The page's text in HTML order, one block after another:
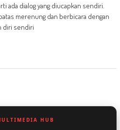
ada dialog yang diucapkan sendiri.
merenung dan berbicara dengan
diri sendiri
HUB